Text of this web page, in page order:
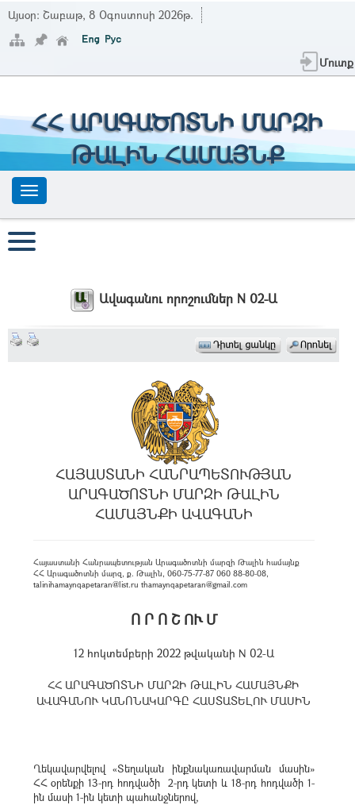
Այսօր: Շաբաթ, 8 Օգոստոսի 2026թ.
Մուտք
ՀՀ ԱՐԱԳԱԾՈՏՆԻ ՄԱՐԶԻ
ԹԱԼԻՆ ՀԱՄԱՅՆՔ
Ավագանու որոշումներ N 02-Ա
ՀԱՅԱՍՏԱՆԻ ՀԱՆՐԱՊԵՏՈՒԹՅԱՆ
ԱՐԱԳԱԾՈՏՆԻ ՄԱՐԶԻ ԹԱԼԻՆ
ՀԱՄԱՅՆՔԻ ԱՎԱԳԱՆԻ
Հայաստանի Հանրապետության Արագածոտնի մարզի Թալին համայնք
ՀՀ Արագածոտնի մարզ, ք. Թալին, 060-75-77-87 060 88-80-08,
talinihamaynqapetaran@list.ru thamaynqapetaran@gmail.com
Ո Ր Ո Շ ՈՒ Մ
12 հոկտեմբերի 2022 թվականի N 02-Ա
ՀՀ ԱՐԱԳԱԾՈՏՆԻ ՄԱՐԶԻ ԹԱԼԻՆ ՀԱՄԱՅՆՔԻ
ԱՎԱԳԱՆՈՒ ԿԱՆՈՆԱԿԱՐԳԸ ՀԱՍՏԱՏԵԼՈՒ ՄԱՍԻՆ
Ղեկավարվելով«Տեղական ինքնակառավարման մասին»
ՀՀ օրենքի 13-րդ հոդվածի2-րդ կետի և 18-րդ հոդվածի1-
ին մասի1-ին կետի պահանջներով,